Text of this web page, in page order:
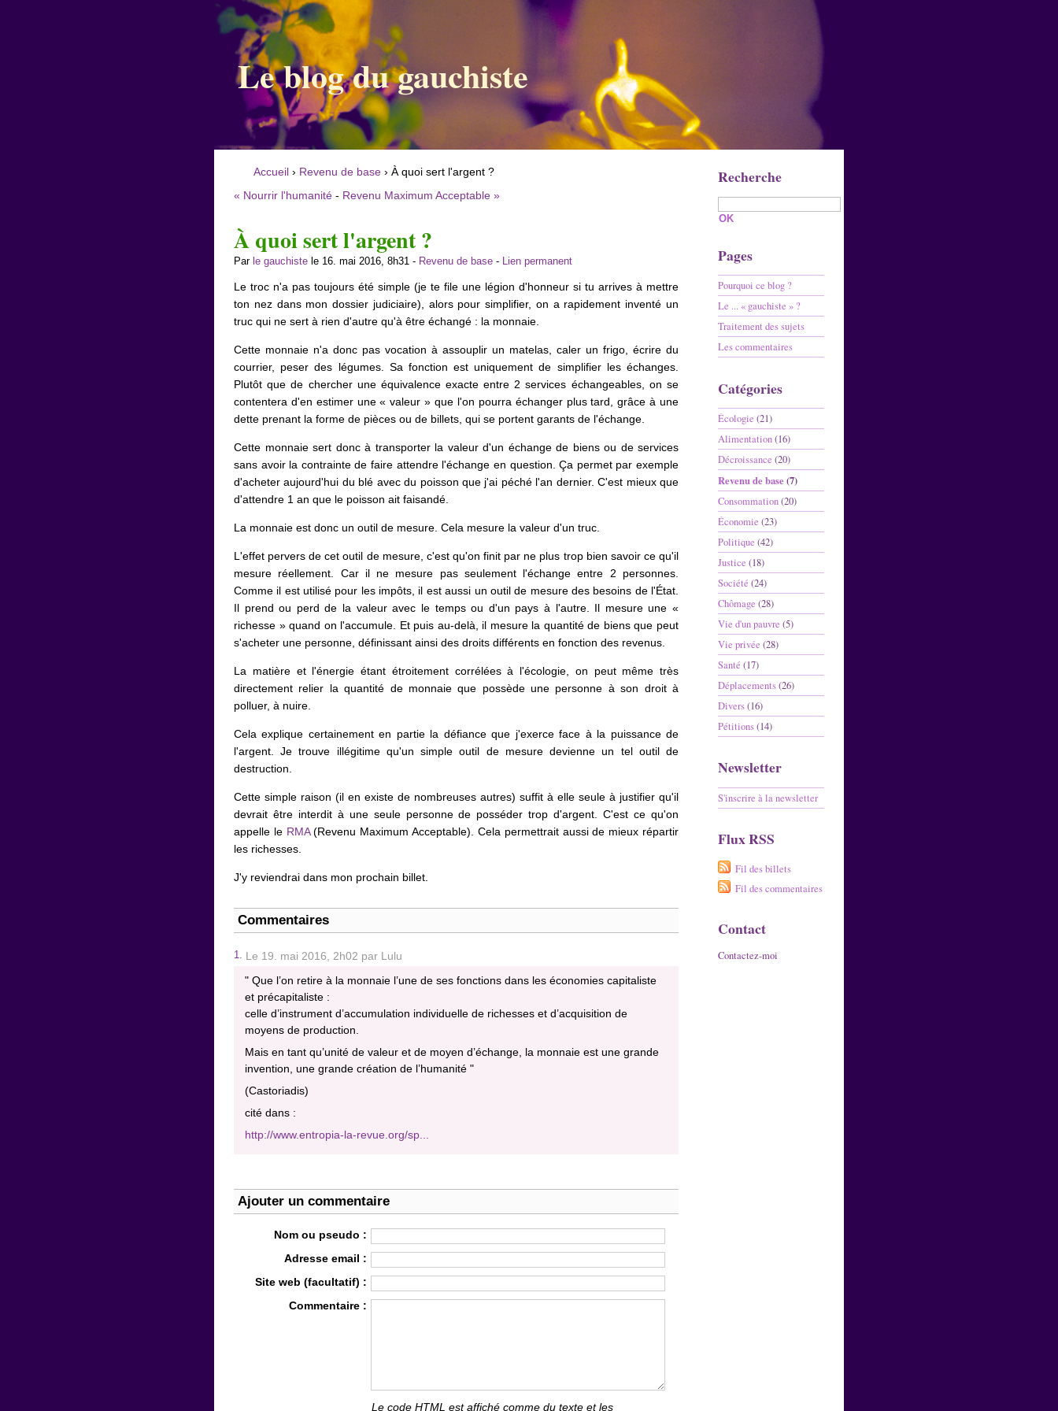
Le blog du gauchiste
Accueil › Revenu de base › À quoi sert l'argent ?
« Nourrir l'humanité - Revenu Maximum Acceptable »
À quoi sert l'argent ?
Par le gauchiste le 16. mai 2016, 8h31 - Revenu de base - Lien permanent
Le troc n'a pas toujours été simple (je te file une légion d'honneur si tu arrives à mettre
ton nez dans mon dossier judiciaire), alors pour simplifier, on a rapidement inventé un
truc qui ne sert à rien d'autre qu'à être échangé : la monnaie.
Cette monnaie n'a donc pas vocation à assouplir un matelas, caler un frigo, écrire du
courrier, peser des légumes. Sa fonction est uniquement de simplifier les échanges.
Plutôt que de chercher une équivalence exacte entre 2 services échangeables, on se
contentera d'en estimer une « valeur » que l'on pourra échanger plus tard, grâce à une
dette prenant la forme de pièces ou de billets, qui se portent garants de l'échange.
Cette monnaie sert donc à transporter la valeur d'un échange de biens ou de services
sans avoir la contrainte de faire attendre l'échange en question. Ça permet par exemple
d'acheter aujourd'hui du blé avec du poisson que j'ai péché l'an dernier. C'est mieux que
d'attendre 1 an que le poisson ait faisandé.
La monnaie est donc un outil de mesure. Cela mesure la valeur d'un truc.
L'effet pervers de cet outil de mesure, c'est qu'on finit par ne plus trop bien savoir ce qu'il
mesure réellement. Car il ne mesure pas seulement l'échange entre 2 personnes.
Comme il est utilisé pour les impôts, il est aussi un outil de mesure des besoins de l'État.
Il prend ou perd de la valeur avec le temps ou d'un pays à l'autre. Il mesure une «
richesse » quand on l'accumule. Et puis au-delà, il mesure la quantité de biens que peut
s'acheter une personne, définissant ainsi des droits différents en fonction des revenus.
La matière et l'énergie étant étroitement corrélées à l'écologie, on peut même très
directement relier la quantité de monnaie que possède une personne à son droit à
polluer, à nuire.
Cela explique certainement en partie la défiance que j'exerce face à la puissance de
l'argent. Je trouve illégitime qu'un simple outil de mesure devienne un tel outil de
destruction.
Cette simple raison (il en existe de nombreuses autres) suffit à elle seule à justifier qu'il
devrait être interdit à une seule personne de posséder trop d'argent. C'est ce qu'on
appelle le RMA(Revenu Maximum Acceptable). Cela permettrait aussi de mieux répartir
les richesses.
J'y reviendrai dans mon prochain billet.
Commentaires
1. Le 19. mai 2016, 2h02 par Lulu
" Que l’on retire à la monnaie l’une de ses fonctions dans les économies capitaliste
et précapitaliste :
celle d’instrument d’accumulation individuelle de richesses et d’acquisition de
moyens de production.
Mais en tant qu’unité de valeur et de moyen d’échange, la monnaie est une grande
invention, une grande création de l’humanité "
(Castoriadis)
cité dans :
http://www.entropia-la-revue.org/sp...
Ajouter un commentaire
Nom ou pseudo :
Adresse email :
Site web (facultatif) :
Commentaire :
Le code HTML est affiché comme du texte et les
Recherche
Pages
Pourquoi ce blog ?
Le ... « gauchiste » ?
Traitement des sujets
Les commentaires
Catégories
Écologie (21)
Alimentation(16)
Décroissance (20)
Revenu de base(7)
Consommation(20)
Économie (23)
Politique (42)
Justice (18)
Société (24)
Chômage (28)
Vie d'un pauvre (5)
Vie privée (28)
Santé (17)
Déplacements(26)
Divers(16)
Pétitions(14)
Newsletter
S'inscrire à la newsletter
Flux RSS
Fil des billets
Fil des commentaires
Contact
Contactez-moi